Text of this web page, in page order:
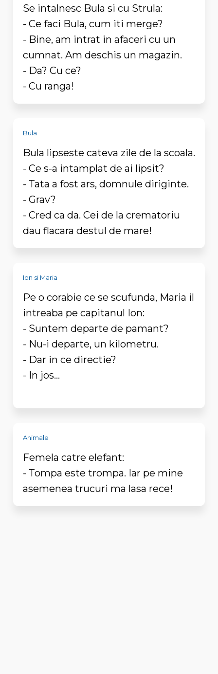
Se intalnesc Bula si cu Strula:
- Ce faci Bula, cum iti merge?
- Bine, am intrat in afaceri cu un
cumnat. Am deschis un magazin.
- Da? Cu ce?
- Cu ranga!
Bula
Bula lipseste cateva zile de la scoala.
- Ce s-a intamplat de ai lipsit?
- Tata a fost ars, domnule diriginte.
- Grav?
- Cred ca da. Cei de la crematoriu
dau flacara destul de mare!
Ion si Maria
Pe o corabie ce se scufunda, Maria il
intreaba pe capitanul Ion:
- Suntem departe de pamant?
- Nu-i departe, un kilometru.
- Dar in ce directie?
- In jos...
Animale
Femela catre elefant:
- Tompa este trompa. Iar pe mine
asemenea trucuri ma lasa rece!